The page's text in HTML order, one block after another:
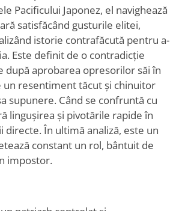
Pacificului Japonez, el navighează
satisfăcând gusturile elitei,
istorie contrafăcută pentru a-
Este definit de o contradicție
după aprobarea opresorilor săi în
un resentiment tăcut și chinuitor
supunere. Când se confruntă cu
lingușirea și pivotările rapide în
directe. În ultimă analiză, este un
constant un rol, bântuit de
impostor.